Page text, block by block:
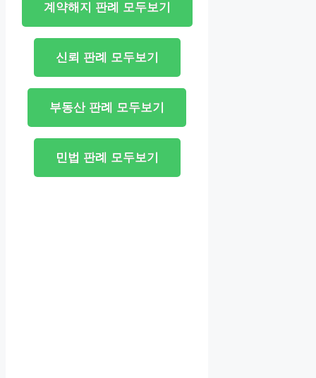
계약해지 판례 모두보기
신뢰 판례 모두보기
부동산 판례 모두보기
민법 판례 모두보기